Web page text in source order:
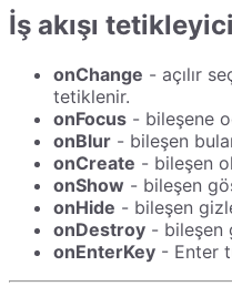
İş akışı
onChange - açılır
tetiklenir.
onFocus - bileşene
onBlur - bileşen
onCreate - bileşen
onShow - bileşen
onHide - bileşen
onDestroy - bileşen
onEnterKey - Enter